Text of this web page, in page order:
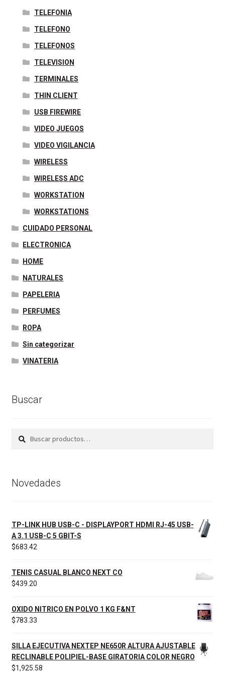
TELEFONIA
TELEFONO
TELEFONOS
TELEVISION
TERMINALES
THIN CLIENT
USB FIREWIRE
VIDEO JUEGOS
VIDEO VIGILANCIA
WIRELESS
WIRELESS ADC
WORKSTATION
WORKSTATIONS
CUIDADO PERSONAL
ELECTRONICA
HOME
NATURALES
PAPELERIA
PERFUMES
ROPA
Sin categorizar
VINATERIA
Buscar
Buscar
Buscar
Novedades
TP-LINK HUB USB-C - DISPLAYPORT HDMI RJ-45 USB-
A 3.1 USB-C 5 GBIT-S
$683.42
TENIS CASUAL BLANCO NEXT CO
$439.20
OXIDO NITRICO EN POLVO 1 KG F&NT
$783.33
SILLA EJECUTIVA NEXTEP NE650R ALTURA AJUSTABLE
RECLINABLE POLIPIEL-BASE GIRATORIA COLOR NEGRO
$1,925.58